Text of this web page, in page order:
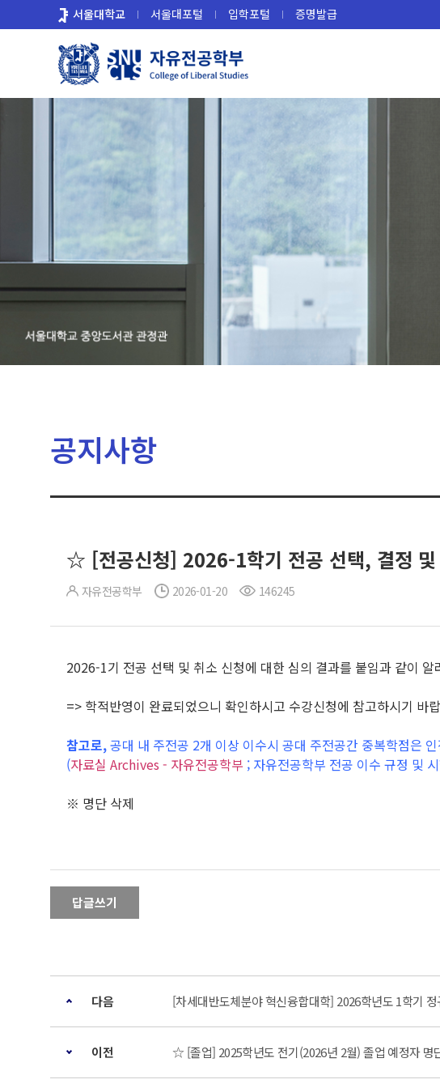
로
서울대학교 서울대포털 입학포털 증명발급
공지사항
☆ [전공신청] 2026-1학기 전공 선택, 결정 및
자유전공학부 2026-01-20 146245
2026-1기 전공 선택 및 취소 신청에 대한 심의 결과를 붙임과 같이 알
=> 학적반영이 완료되었으니 확인하시고 수강신청에 참고하시기 바
참고로,공대 내 주전공 2개 이상 이수시 공대 주전공간 중복학점은
(자료실 Archives - 자유전공학부 ; 자유전공학부 전공 이수 규정 및
※ 명단 삭제
답글쓰기
다음 [차세대반도체분야 혁신융합대학] 2026학년도 1학기
이전 ☆ [졸업] 2025학년도 전기(2026년 2월) 졸업 예정자 명